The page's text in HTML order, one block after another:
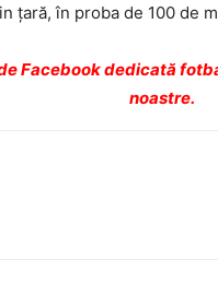
ţară, în proba de 100 de
Facebook dedicată
noastre.